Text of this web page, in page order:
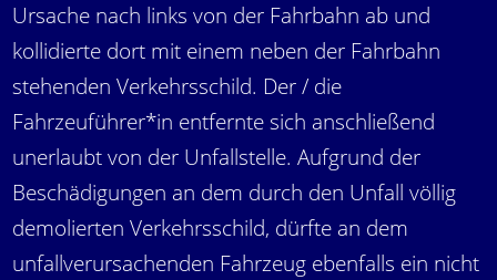
Ursache nach links von der Fahrbahn ab und
kollidierte dort mit einem neben der Fahrbahn
stehenden Verkehrsschild. Der / die
Fahrzeuführer*in entfernte sich anschließend
unerlaubt von der Unfallstelle. Aufgrund der
Beschädigungen an dem durch den Unfall völlig
demolierten Verkehrsschild, dürfte an dem
unfallverursachenden Fahrzeug ebenfalls ein nicht